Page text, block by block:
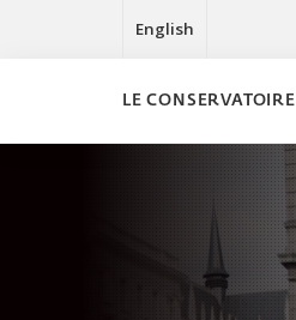
English
LE CONSERVATOIRE